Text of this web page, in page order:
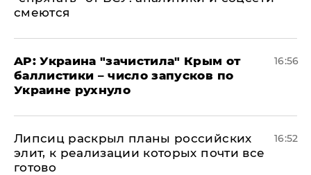
смеются
AP: Украина "зачистила" Крым от
баллистики – число запусков по
Украине рухнуло
16:56
Липсиц раскрыл планы российских
элит, к реализации которых почти все
готово
16:52